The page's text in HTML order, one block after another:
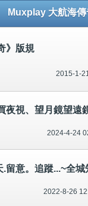
Muxplay 大航海傳
》版規
2015-1-
2024-4-24
2022-8-26